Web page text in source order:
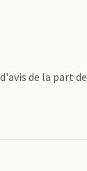
de la part